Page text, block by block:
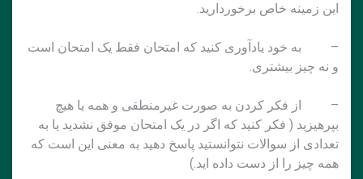
این زمینه خاص برخوردارید.
– به خود یادآوری کنید که امتحان فقط یک امتحان است
و نه چیز بیشتری.
– از فکر کردن به صورت غیرمنطقی و همه یا هیچ
بپرهیزید ( فکر کنید که اگر در یک امتحان موفق نشدید یا به
تعدادی از سوالات نتوانستید پاسخ دهید به معنی این است که
همه چیز را از دست داده اید.)